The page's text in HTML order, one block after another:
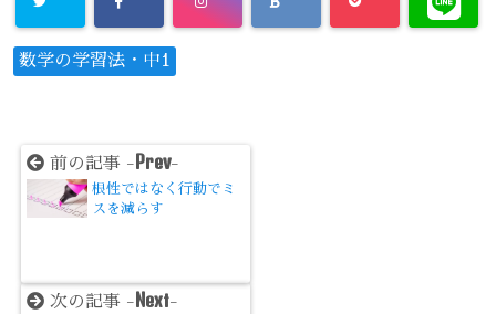
数学の学習法・中1
前の記事 - Prev-
根性ではなく行動でミ
スを減らす
次の記事 - Next-